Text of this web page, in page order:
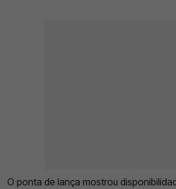
O ponta de lança mostrou